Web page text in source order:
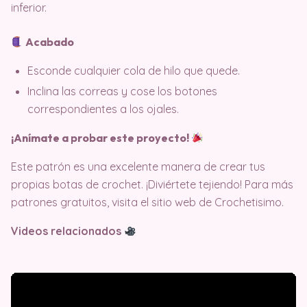
inferior.
Acabado
Esconde cualquier cola de hilo que quede.
Inclina las correas y cose los botones
correspondientes a los ojales.
¡Anímate a probar este proyecto!
Este patrón es una excelente manera de crear tus
propias botas de crochet. ¡Diviértete tejiendo! Para más
patrones gratuitos, visita el sitio web de Crochetisimo.
Videos relacionados